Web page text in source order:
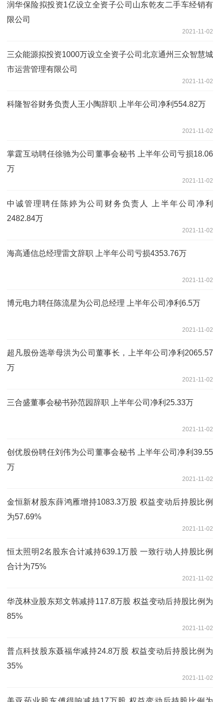
润华保险拟投资1亿设立全资子公司山东乾友二手车经销有
限公司
2021-11-02
三众能源拟投资1000万设立全资子公司北京通州三众智慧城
市运营管理有限公司
2021-11-02
科隆智谷财务负责人王小陶辞职 上半年公司净利554.82万
2021-11-02
掌霆互动聘任徐驰为公司董事会秘书 上半年公司亏损18.06
万
2021-11-02
中诚管理聘任陈婷为公司财务负责人 上半年公司净利
2482.84万
2021-11-02
海高通信总经理雷文辞职 上半年公司亏损4353.76万
2021-11-02
博元电力聘任陈流星为公司总经理 上半年公司净利6.5万
2021-11-02
超凡股份选举母洪为公司董事长，上半年公司净利2065.57
万
2021-11-02
三合盛董事会秘书孙范园辞职 上半年公司净利25.33万
2021-11-02
创优股份聘任刘伟为公司董事会秘书 上半年公司净利39.55
万
2021-11-02
金恒新材股东薛鸿雁增持1083.3万股 权益变动后持股比例
为57.69%
2021-11-02
恒太照明2名股东合计减持639.1万股 一致行动人持股比例
合计为75%
2021-11-02
华茂林业股东郑文韩减持117.8万股 权益变动后持股比例为
85%
2021-11-02
普点科技股东聂福华减持24.8万股 权益变动后持股比例为
35%
2021-11-02